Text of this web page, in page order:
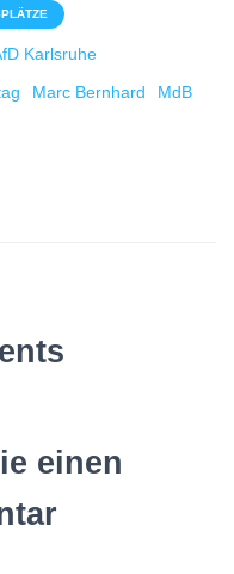
Karlsruhe
Marc Bernhard MdB
einen